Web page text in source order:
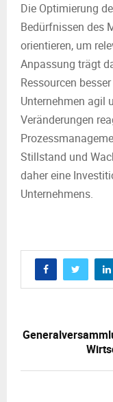
Die Optimierung
Bedürfnissen des
orientieren, um
Anpassung trägt
Ressourcen
Unternehmen agil
Veränderungen
Stillstand und
daher eine
Unternehmens.